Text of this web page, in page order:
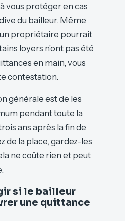
vous protéger en cas
du bailleur. Même
un propriétaire pourrait
loyers n’ont pas été
en main, vous
contestation.
générale est de les
pendant toute la
ans après la fin de
de la place, gardez-les
ne coûte rien et peut
si le bailleur
une quittance